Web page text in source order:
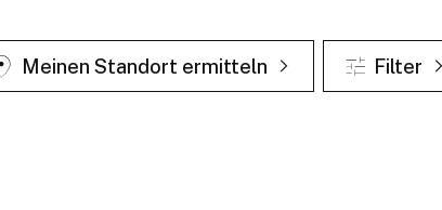
Meinen Standort ermitteln Filter